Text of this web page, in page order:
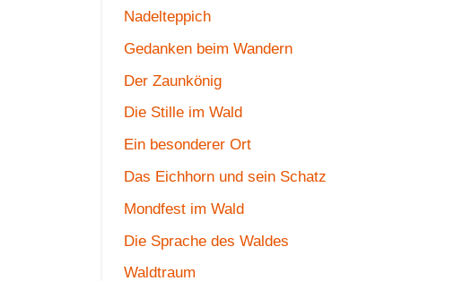
Nadelteppich
Gedanken beim Wandern
Der Zaunkönig
Die Stille im Wald
Ein besonderer Ort
Das Eichhorn und sein Schatz
Mondfest im Wald
Die Sprache des Waldes
Waldtraum